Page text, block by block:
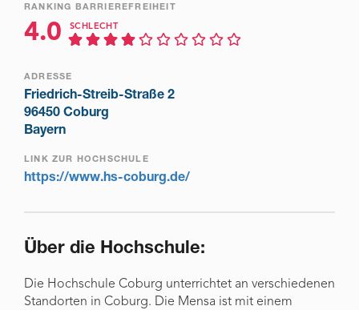
RANKING BARRIEREFREIHEIT
4.0 SCHLECHT
ADRESSE
Friedrich-Streib-Straße 2
96450 Coburg
Bayern
LINK ZUR HOCHSCHULE
https://www.hs-coburg.de/
Über die Hochschule:
Die Hochschule Coburg unterrichtet an verschiedenen
Standorten in Coburg. Die Mensa ist mit einem